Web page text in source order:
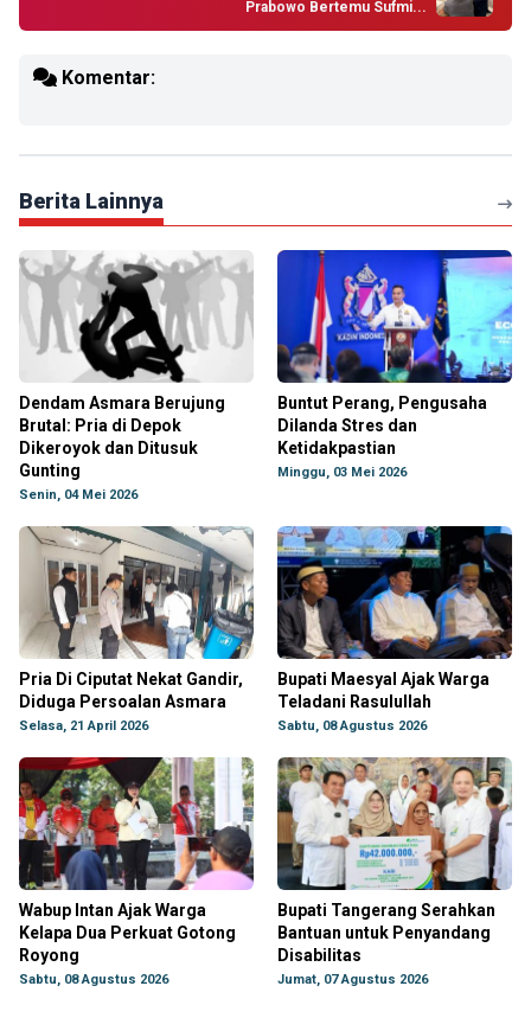
Prabowo Bertemu Sufmi...
Komentar:
Berita Lainnya
Dendam Asmara Berujung
Brutal: Pria di Depok
Dikeroyok dan Ditusuk
Gunting
Senin, 04 Mei 2026
Buntut Perang, Pengusaha
Dilanda Stres dan
Ketidakpastian
Minggu, 03 Mei 2026
Pria Di Ciputat Nekat Gandir,
Diduga Persoalan Asmara
Selasa, 21 April 2026
Bupati Maesyal Ajak Warga
Teladani Rasulullah
Sabtu, 08 Agustus 2026
Wabup Intan Ajak Warga
Kelapa Dua Perkuat Gotong
Royong
Sabtu, 08 Agustus 2026
Bupati Tangerang Serahkan
Bantuan untuk Penyandang
Disabilitas
Jumat, 07 Agustus 2026